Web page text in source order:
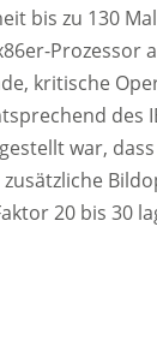
bis zu 130
Prozessor
kritische
des
war,
20 bis 30